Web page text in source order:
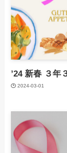
’24 新春 ３
2024-03-01